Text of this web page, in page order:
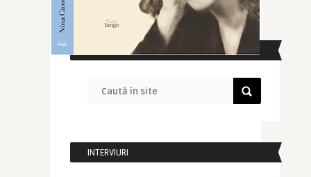
CAUTĂ ÎN SITE
INTERVIURI